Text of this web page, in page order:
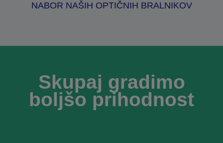
NABOR NAŠIH OPTIČNIH BRALNIKOV
Skupaj gradimo
boljšo prihodnost